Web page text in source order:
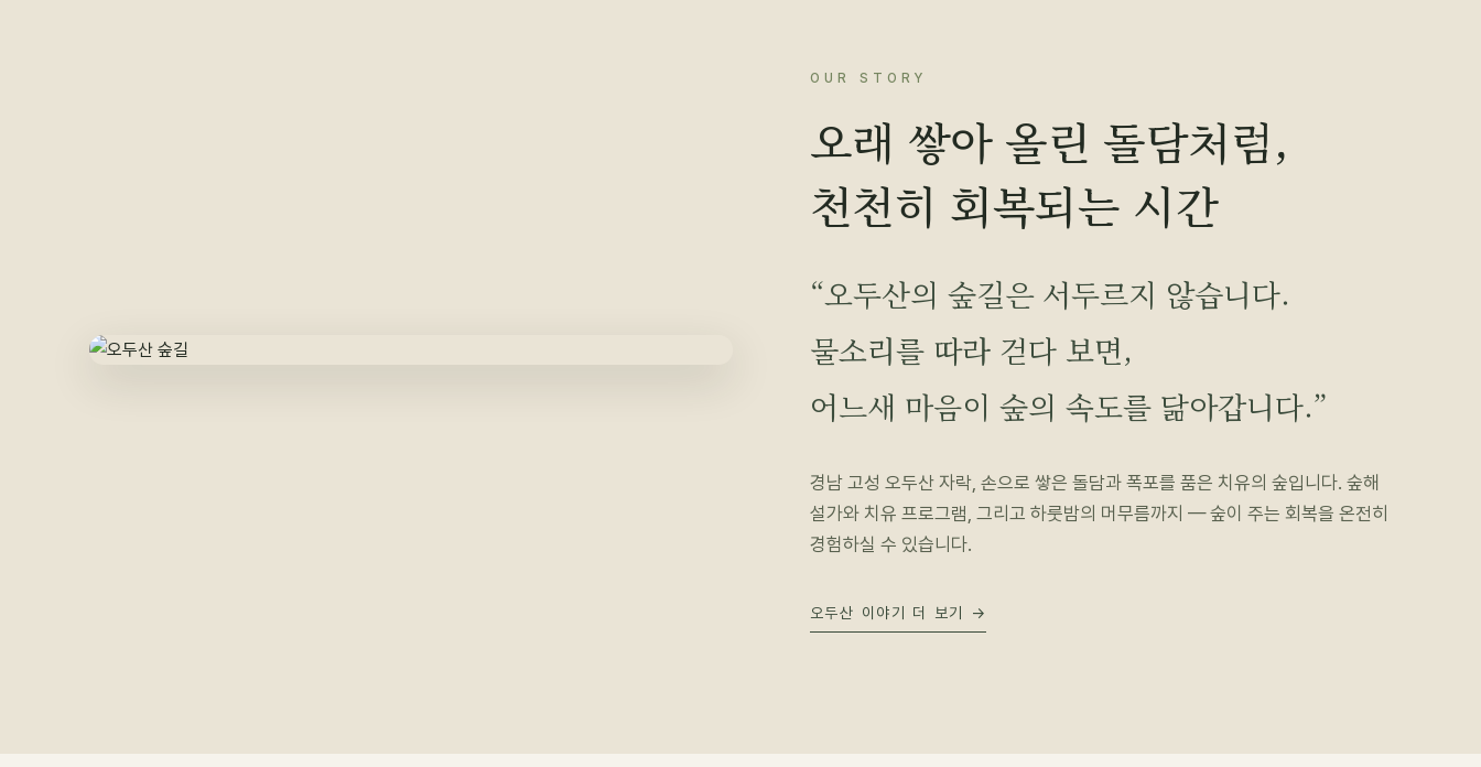
OUR STORY
오래 쌓아 올린 돌담처럼,
천천히 회복되는 시간
“오두산의 숲길은 서두르지 않습니다.
물소리를 따라 걷다 보면,
어느새 마음이 숲의 속도를 닮아갑니다.”
경남 고성 오두산 자락, 손으로 쌓은 돌담과 폭포를 품은 치유의 숲입니다. 숲해
설가와 치유 프로그램, 그리고 하룻밤의 머무름까지 — 숲이 주는 회복을 온전히
경험하실 수 있습니다.
오두산 이야기 더 보기 →